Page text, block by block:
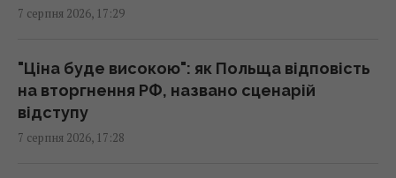
16:49 п'ятниця, 07 серпня 2026
Росія вдарила по футбольному стадіону
"Чорноморець" в Одесі
16:37 п'ятниця, 07 серпня 2026
7 серпня 2026, 17:29
"Ціна буде високою": як Польща відповість
на вторгнення РФ, названо сценарій
відступу
7 серпня 2026, 17:28